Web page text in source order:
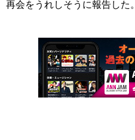
再会をうれしそうに報告した。